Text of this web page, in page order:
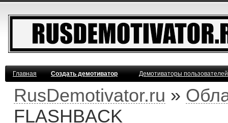
Главная Создать демотиватор Демотиваторы
RusDemotivator.ru »
FLASHBACK